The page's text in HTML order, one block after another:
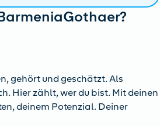
gehört und geschätzt. Als
Hier zählt, wer du bist. Mit deinen
deinem Potenzial. Deiner